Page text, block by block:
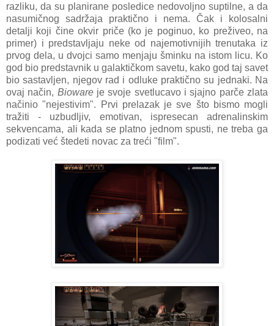
razliku, da su planirane posledice nedovoljno suptilne, a da
nasumičnog sadržaja praktično i nema. Čak i kolosalni
detalji koji čine okvir priče (ko je poginuo, ko preživeo, na
primer) i predstavljaju neke od najemotivnijih trenutaka iz
prvog dela, u dvojci samo menjaju šminku na istom licu. Ko
god bio predstavnik u galaktičkom savetu, kako god taj savet
bio sastavljen, njegov rad i odluke praktično su jednaki. Na
ovaj način, Biowareje svoje svetlucavo i sjajno parče zlata
načinio "nejestivim". Prvi prelazak je sve što bismo mogli
tražiti - uzbudljiv, emotivan, ispresecan adrenalinskim
sekvencama, ali kada se platno jednom spusti, ne treba ga
podizati već štedeti novac za treći "film".